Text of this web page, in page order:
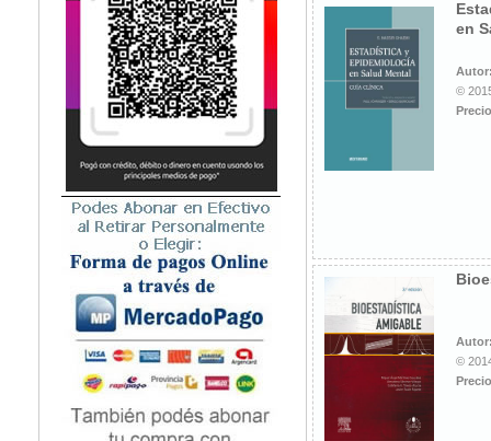
Instrumentación Quirurgica
Medicina del Deporte / Rehabilitación
Medicina Emergencias / Urgencias
Medicina Forense / Legal
Medicina General
Medicina Interna
Microbiología
Nefrología
Neonatología / Pediatría
Neumología
Neuroanatomía / Neurociencia
Neurocirugía
Neurología
Nutrición
Odontología
Oftalmología
en
©
©